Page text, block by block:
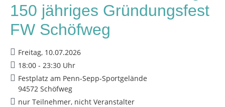
150 jähriges Gründungsfest
FW Schöfweg
Freitag, 10.07.2026
18:00 - 23:30 Uhr
Festplatz am Penn-Sepp-Sportgelände
94572 Schöfweg
nur Teilnehmer, nicht Veranstalter